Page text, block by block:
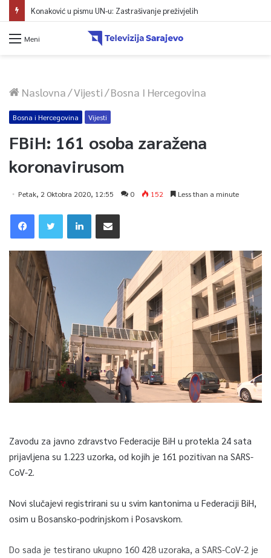
Konaković u pismu UN-u: Zastrašivanje preživjelih
Meni
Naslovna/Vijesti/Bosna I Hercegovina
Bosna i Hercegovina Vijesti
FBiH: 161 osoba zaražena
koronavirusom
Petak, 2 Oktobra 2020, 12:55 0 152 Less than a minute
Zavodu za javno zdravstvo Federacije BiH u protekla 24 sata
prijavljena su 1.223 uzorka, od kojih je 161 pozitivan na SARS-
CoV-2.
Novi slučajevi registrirani su u svim kantonima u Federaciji BiH,
osim u Bosansko-podrinjskom i Posavskom.
Do sada je testirano ukupno 160 428 uzoraka, a SARS-CoV-2 je